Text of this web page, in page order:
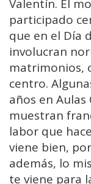
Valentín. El
participado
que en el Día
involucran
matrimonios,
centro.
años en
muestran
labor que
viene bien,
además, lo
te viene para